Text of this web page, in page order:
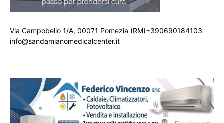
Via Campobello 1/A, 00071 Pomezia (RM)+390690184103
info@sandamianomedicalcenter.it